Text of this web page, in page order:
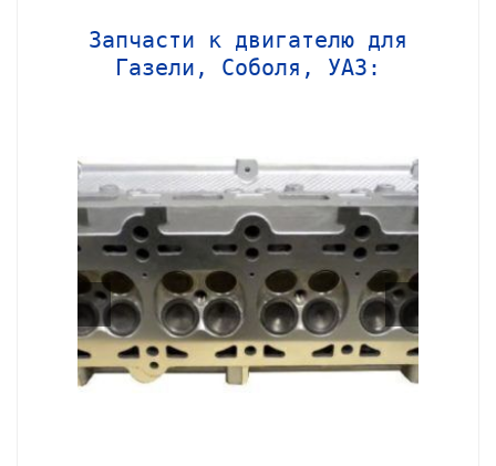
Запчасти к двигателю для
Газели, Соболя, УАЗ: